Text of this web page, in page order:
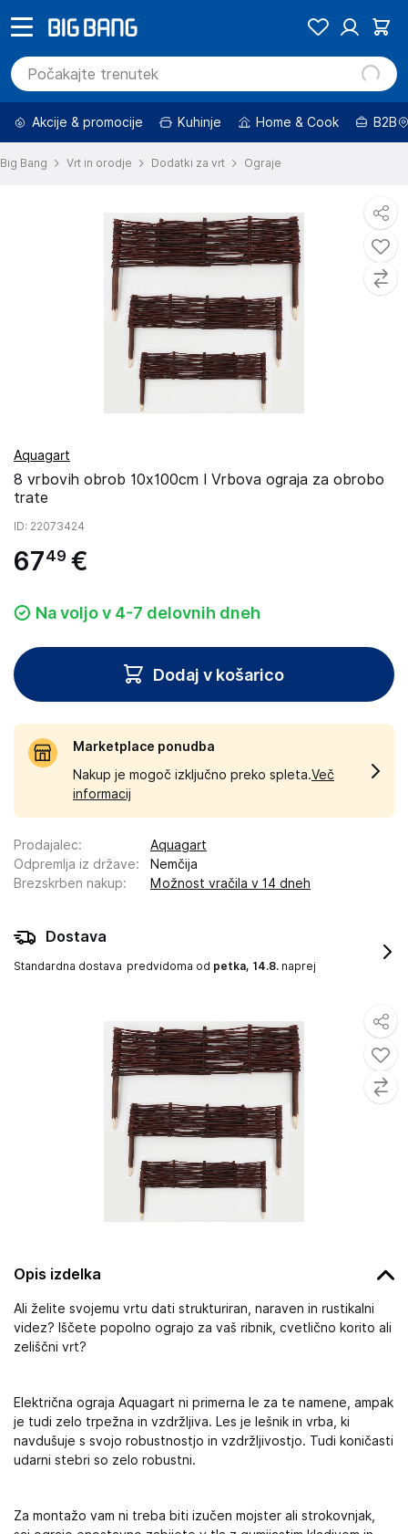
Akcije & promocije Kuhinje Home & Cook B2B
Big Bang Vrt in orodje Dodatki za vrt Ograje
Opis izdelka
Ali želite svojemu vrtu dati strukturiran, naraven in rustikalni
videz? Iščete popolno ograjo za vaš ribnik, cvetlično korito ali
zeliščni vrt?
Električna ograja Aquagart ni primerna le za te namene, ampak
je tudi zelo trpežna in vzdržljiva. Les je lešnik in vrba, ki
navdušuje s svojo robustnostjo in vzdržljivostjo. Tudi koničasti
udarni stebri so zelo robustni.
Za montažo vam ni treba biti izučen mojster ali strokovnjak,
Aquagart
8 vrbovih obrob 10x100cm I Vrbova ograja za obrobo
trate
ID: 22073424
6749 €
Na voljo v 4-7 delovnih dneh
Dodaj v košarico
Marketplace ponudba
Nakup je mogoč izključno preko spleta.Več
informacij
Prodajalec:
Aquagart
Odpremlja iz države:
Nemčija
Brezskrben nakup: Možnost vračila v 14 dneh
Dostava
Standardna dostava predvidoma od petka, 14.8. naprej